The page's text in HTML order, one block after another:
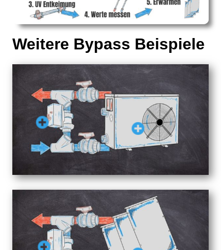
Weitere Bypass Beispiele